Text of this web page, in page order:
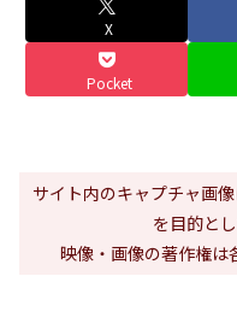
X
Pocket
サイト内のキャプチャ画
を目的と
映像・画像の著作権は